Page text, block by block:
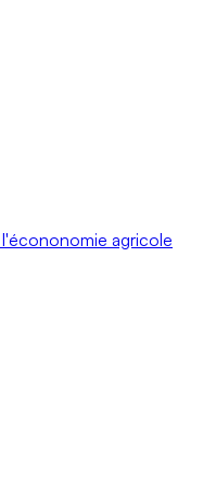
agricole